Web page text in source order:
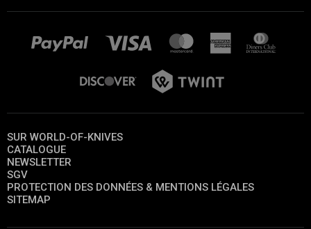
SUR WORLD-OF-KNIVES
CATALOGUE
NEWSLETTER
SGV
PROTECTION DES DONNÉES & MENTIONS LÉGALES
SITEMAP